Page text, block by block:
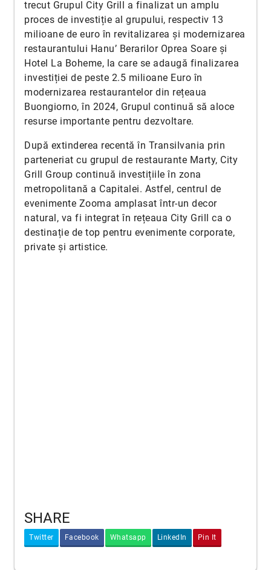
trecut Grupul City Grill a finalizat un amplu
proces de investiție al grupului, respectiv 13
milioane de euro în revitalizarea și modernizarea
restaurantului Hanu’ Berarilor Oprea Soare și
Hotel La Boheme, la care se adaugă finalizarea
investiției de peste 2.5 milioane Euro în
modernizarea restaurantelor din rețeaua
Buongiorno, în 2024, Grupul continuă să aloce
resurse importante pentru dezvoltare.
După extinderea recentă în Transilvania prin
parteneriat cu grupul de restaurante Marty, City
Grill Group continuă investițiile în zona
metropolitană a Capitalei. Astfel, centrul de
evenimente Zooma amplasat într-un decor
natural, va fi integrat în rețeaua City Grill ca o
destinație de top pentru evenimente corporate,
private și artistice.
SHARE
Twitter Facebook Whatsapp LinkedIn Pin It